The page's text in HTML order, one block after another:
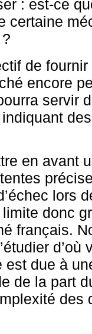
: est-ce
certaine
de fournir
encore
servir
en avant
lors
donc
français.
d’où
due à
de la part
des